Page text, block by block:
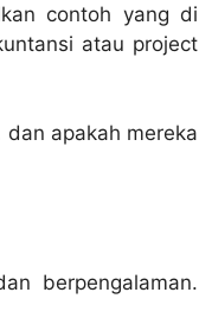
contoh yang di
atau project
apakah mereka
berpengalaman.